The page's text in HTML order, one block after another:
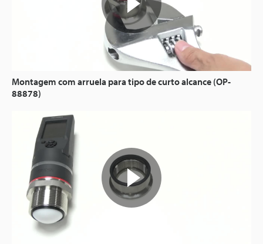
Montagem com arruela para tipo de curto alcance (OP-
88878)